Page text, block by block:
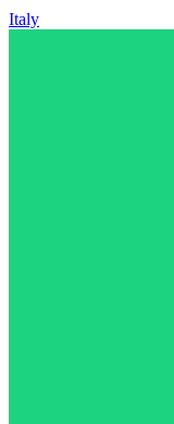
Italy